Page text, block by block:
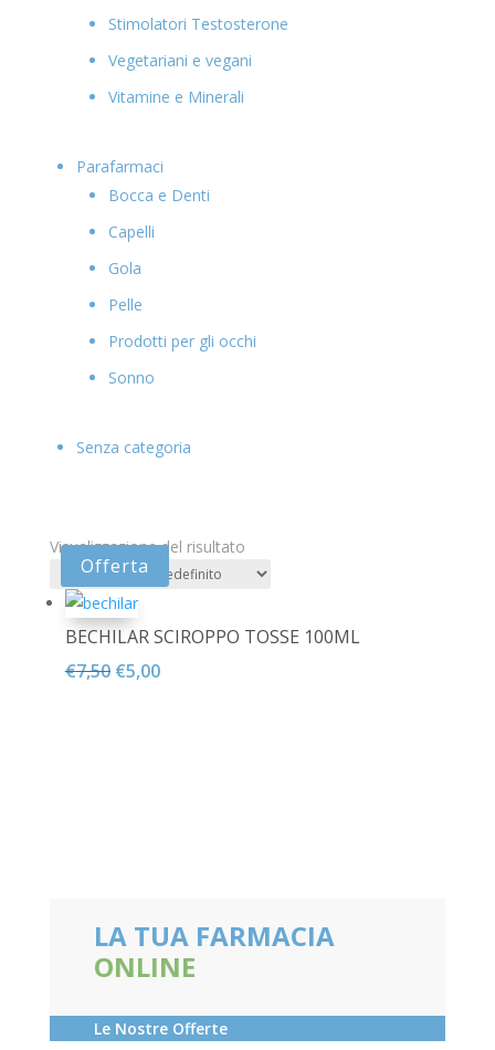
Stimolatori Testosterone
Vegetariani e vegani
Vitamine e Minerali
Parafarmaci
Bocca e Denti
Capelli
Gola
Pelle
Prodotti per gli occhi
Sonno
Senza categoria
Visualizzazione del risultato
Offerta
BECHILAR SCIROPPO TOSSE 100ML
€7,50 Il
€5,00Il
LA TUA FARMACIA
ONLINE
Le Nostre Offerte